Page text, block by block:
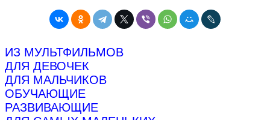
ИЗ МУЛЬТФИЛЬМОВ
ДЛЯ ДЕВОЧЕК
ДЛЯ МАЛЬЧИКОВ
ОБУЧАЮЩИЕ
РАЗВИВАЮЩИЕ